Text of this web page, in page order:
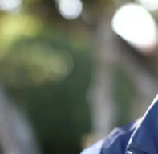
agregando que en su
aprobadas que aún
infraestructura del
y el cierre perimetral
fundamentales para el
El alcalde de
situación similar,